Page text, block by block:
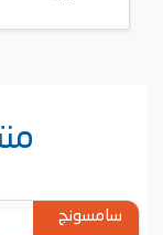
سامسونج